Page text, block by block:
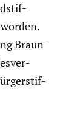
Braun­